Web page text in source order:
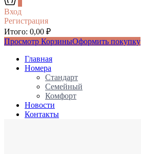
Вход
Регистрация
Итого: 0,00 ₽
Просмотр КорзиныОформить покупку
Главная
Номера
Стандарт
Семейный
Комфорт
Новости
Контакты